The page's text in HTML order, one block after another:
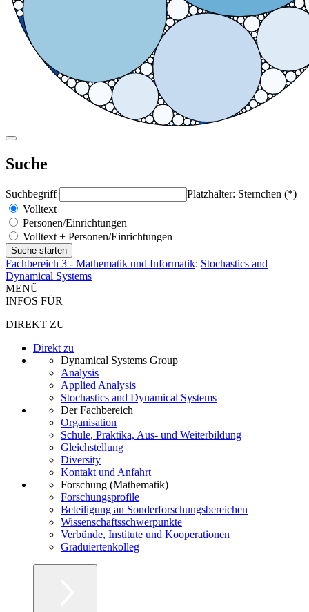
Suche
Suchbegriff
Platzhalter: Sternchen (*)
Volltext
Personen/Einrichtungen
Volltext + Personen/Einrichtungen
Fachbereich 3 - Mathematik und Informatik: Stochastics and
Dynamical Systems
MENÜ
INFOS FÜR
DIREKT ZU
Direkt zu
Dynamical Systems Group
Analysis
Applied Analysis
Stochastics and Dynamical Systems
Der Fachbereich
Organisation
Schule, Praktika, Aus- und Weiterbildung
Gleichstellung
Diversity
Kontakt und Anfahrt
Forschung (Mathematik)
Forschungsprofile
Beteiligung an Sonderforschungsbereichen
Wissenschaftsschwerpunkte
Verbünde, Institute und Kooperationen
Graduiertenkolleg